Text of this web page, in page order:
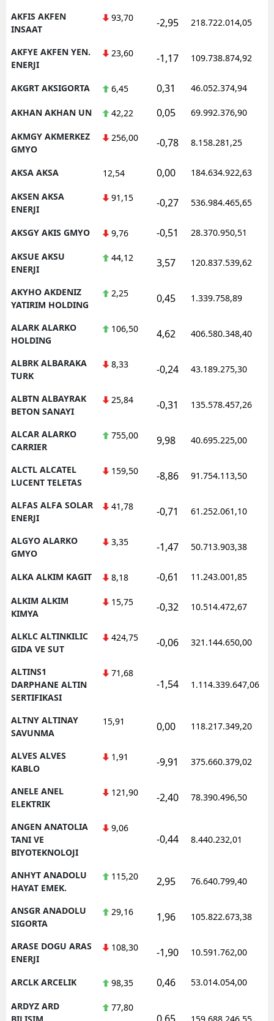
AKFIS AKFEN
INSAAT
93,70 -2,95 218.722.014,05
AKFYE AKFEN YEN.
ENERJI
23,60 -1,17 109.738.874,92
AKGRT AKSIGORTA 6,45 0,31 46.052.374,94
AKHAN AKHAN UN 42,22 0,05 69.992.376,90
AKMGY AKMERKEZ
GMYO
256,00 -0,78 8.158.281,25
AKSA AKSA 12,54 0,00 184.634.922,63
AKSEN AKSA
ENERJI
91,15 -0,27 536.984.465,65
AKSGY AKIS GMYO 9,76 -0,51 28.370.950,51
AKSUE AKSU
ENERJI
44,12 3,57 120.837.539,62
AKYHO AKDENIZ
YATIRIM HOLDING
2,25 0,45 1.339.758,89
ALARK ALARKO
HOLDING
106,50 4,62 406.580.348,40
ALBRK ALBARAKA
TURK
8,33 -0,24 43.189.275,30
ALBTN ALBAYRAK
BETON SANAYI
25,84 -0,31 135.578.457,26
ALCAR ALARKO
CARRIER
755,00 9,98 40.695.225,00
ALCTL ALCATEL
LUCENT TELETAS
159,50 -8,86 91.754.113,50
ALFAS ALFA SOLAR
ENERJI
41,78 -0,71 61.252.061,10
ALGYO ALARKO
GMYO
3,35 -1,47 50.713.903,38
ALKA ALKIM KAGIT 8,18 -0,61 11.243.001,85
ALKIM ALKIM
KIMYA
15,75 -0,32 10.514.472,67
ALKLC ALTINKILIC
GIDA VE SUT
424,75 -0,06 321.144.650,00
ALTINS1
DARPHANE ALTIN
SERTIFIKASI
71,68
-1,54 1.114.339.647,06
ALTNY ALTINAY
SAVUNMA
15,91 0,00 118.217.349,20
ALVES ALVES
KABLO
1,91 -9,91 375.660.379,02
ANELE ANEL
ELEKTRIK
121,90 -2,40 78.390.496,50
ANGEN ANATOLIA
TANI VE
BIYOTEKNOLOJI
9,06
-0,44 8.440.232,01
ANHYT ANADOLU
HAYAT EMEK.
115,20 2,95 76.640.799,40
ANSGR ANADOLU
SIGORTA
29,16 1,96 105.822.673,38
ARASE DOGU ARAS
ENERJI
108,30 -1,90 10.591.762,00
ARCLK ARCELIK 98,35 0,46 53.014.054,00
ARDYZ ARD
BILISIM
77,80
0,65 159.688.246,55